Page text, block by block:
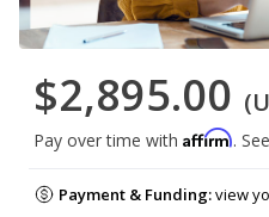
$2,895.00
Pay over time with Affirm.
Payment & Funding:view